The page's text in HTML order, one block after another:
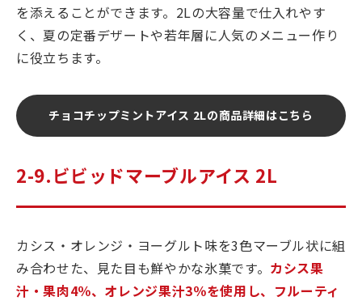
を添えることができます。2Lの大容量で仕入れやす
く、夏の定番デザートや若年層に人気のメニュー作り
に役立ちます。
チョコチップミントアイス 2Lの商品詳細はこちら
2-9.ビビッドマーブルアイス 2L
カシス・オレンジ・ヨーグルト味を3色マーブル状に組
み合わせた、見た目も鮮やかな氷菓です。 カシス果
汁・果肉4％、オレンジ果汁3％を使用し、フルーティ